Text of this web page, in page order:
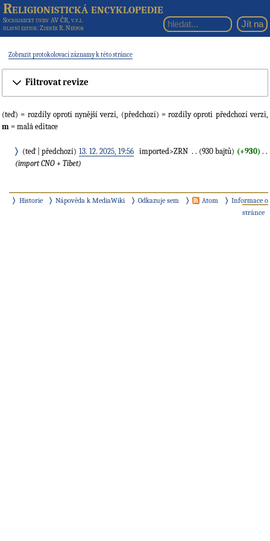
Religionistická encyklopedie
Sociologický ústav AV ČR, v.v.i.
hlavní editor: Zdeněk R. Nešpor
Zobrazit protokolovací záznamy k této stránce
Filtrovat revize
(teď) = rozdíly oproti nynější verzi, (předchozí) = rozdíly oproti předchozí verzi,
m = malá editace
teď předchozí 13. 12. 2025, 19:56 imported>ZRN 930 bajtů +930
import CNO + Tibet
Historie Nápověda k MediaWiki Odkazuje sem Atom
Informace o
stránce